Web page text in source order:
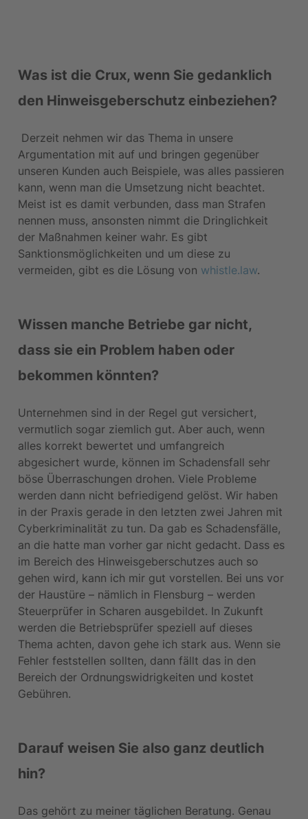
Was ist die Crux, wenn Sie gedanklich
den Hinweisgeberschutz einbeziehen?
Derzeit nehmen wir das Thema in unsere
Argumentation mit auf und bringen gegenüber
unseren Kunden auch Beispiele, was alles passieren
kann, wenn man die Umsetzung nicht beachtet.
Meist ist es damit verbunden, dass man Strafen
nennen muss, ansonsten nimmt die Dringlichkeit
der Maßnahmen keiner wahr. Es gibt
Sanktionsmöglichkeiten und um diese zu
vermeiden, gibt es die Lösung von whistle.law.
Wissen manche Betriebe gar nicht,
dass sie ein Problem haben oder
bekommen könnten?
Unternehmen sind in der Regel gut versichert,
vermutlich sogar ziemlich gut. Aber auch, wenn
alles korrekt bewertet und umfangreich
abgesichert wurde, können im Schadensfall sehr
böse Überraschungen drohen. Viele Probleme
werden dann nicht befriedigend gelöst. Wir haben
in der Praxis gerade in den letzten zwei Jahren mit
Cyberkriminalität zu tun. Da gab es Schadensfälle,
an die hatte man vorher gar nicht gedacht. Dass es
im Bereich des Hinweisgeberschutzes auch so
gehen wird, kann ich mir gut vorstellen. Bei uns vor
der Haustüre – nämlich in Flensburg – werden
Steuerprüfer in Scharen ausgebildet. In Zukunft
werden die Betriebsprüfer speziell auf dieses
Thema achten, davon gehe ich stark aus. Wenn sie
Fehler feststellen sollten, dann fällt das in den
Bereich der Ordnungswidrigkeiten und kostet
Gebühren.
Darauf weisen Sie also ganz deutlich
hin?
Das gehört zu meiner täglichen Beratung. Genau